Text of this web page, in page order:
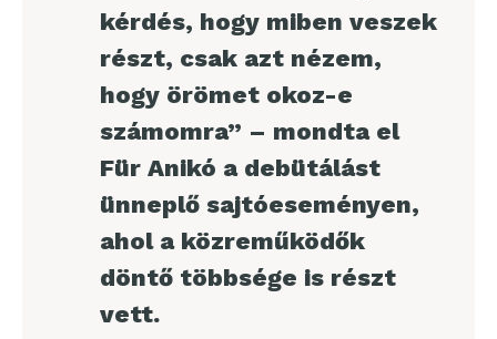
kérdés, hogy miben veszek
részt, csak azt nézem,
hogy örömet okoz-e
számomra” – mondta el
Für Anikó a debütálást
ünneplő sajtóeseményen,
ahol a közreműködők
döntő többsége is részt
vett.